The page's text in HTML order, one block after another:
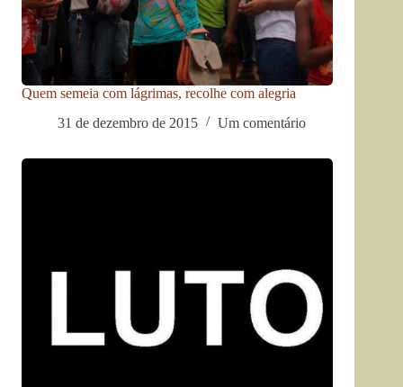
Quem semeia com lágrimas, recolhe com alegria
31 de dezembro de 2015
Um comentário